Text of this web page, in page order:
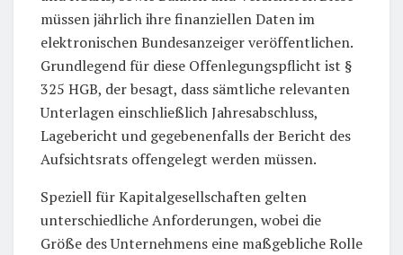
müssen jährlich ihre finanziellen Daten im
elektronischen Bundesanzeiger veröffentlichen.
Grundlegend für diese Offenlegungspflicht ist §
325 HGB, der besagt, dass sämtliche relevanten
Unterlagen einschließlich Jahresabschluss,
Lagebericht und gegebenenfalls der Bericht des
Aufsichtsrats offengelegt werden müssen.
Speziell für Kapitalgesellschaften gelten
unterschiedliche Anforderungen, wobei die
Größe des Unternehmens eine maßgebliche Rolle